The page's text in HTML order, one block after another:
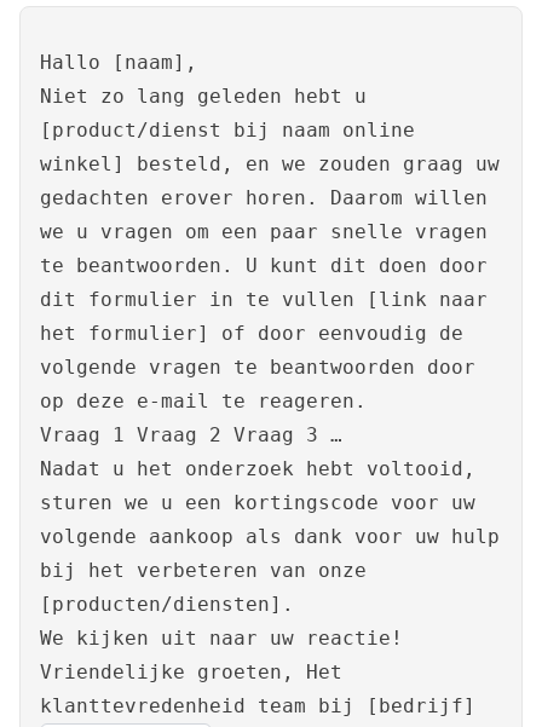
Hallo [naam],
Niet zo lang geleden hebt u
[product/dienst bij naam online
winkel] besteld, en we zouden graag uw
gedachten erover horen. Daarom willen
we u vragen om een paar snelle vragen
te beantwoorden. U kunt dit doen door
dit formulier in te vullen [link naar
het formulier] of door eenvoudig de
volgende vragen te beantwoorden door
op deze e-mail te reageren.
Vraag 1 Vraag 2 Vraag 3 …
Nadat u het onderzoek hebt voltooid,
sturen we u een kortingscode voor uw
volgende aankoop als dank voor uw hulp
bij het verbeteren van onze
[producten/diensten].
We kijken uit naar uw reactie!
Vriendelijke groeten, Het
klanttevredenheid team bij [bedrijf]